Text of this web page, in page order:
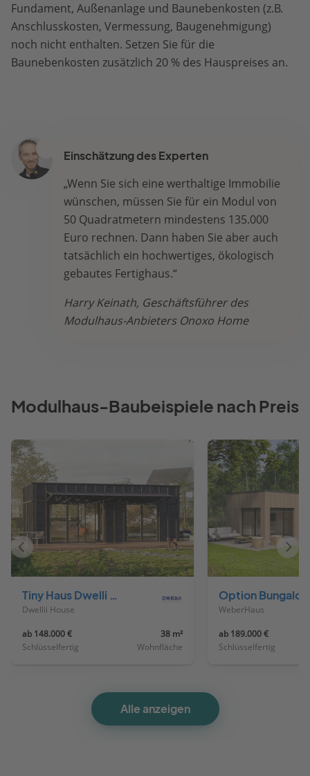
Fundament, Außenanlage und Baunebenkosten (z.B.
Anschlusskosten, Vermessung, Baugenehmigung)
noch nicht enthalten. Setzen Sie für die
Baunebenkosten zusätzlich 20 % des Hauspreises an.
Einschätzung des Experten
„Wenn Sie sich eine werthaltige Immobilie
wünschen, müssen Sie für ein Modul von
50 Quadratmetern mindestens 135.000
Euro rechnen. Dann haben Sie aber auch
tatsächlich ein hochwertiges, ökologisch
gebautes Fertighaus.“
Harry Keinath, Geschäftsführer des
Modulhaus-Anbieters Onoxo Home
Modulhaus-Baubeispiele nach Preis
Tiny Haus Dwelli TR#1
Dwellii House
ab 148.000 €
Schlüsselfertig
38 m²
Wohnfläche
Option
WeberHaus
ab 189.000 €
Schlüsselfertig
Vorheriges
Haus
Haus
Alle anzeigen